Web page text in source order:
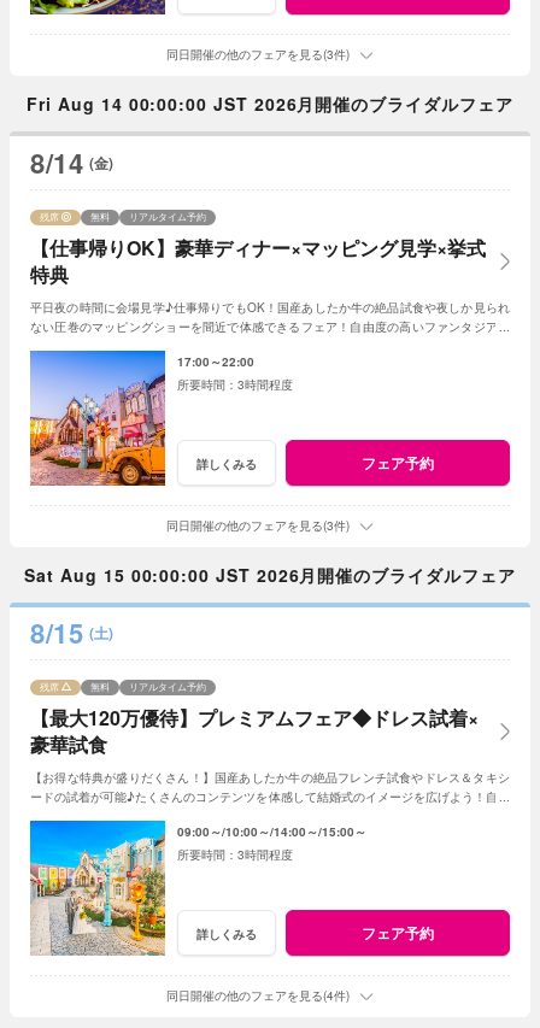
同日開催の他のフェアを見る(3件)
Fri Aug 14 00:00:00 JST 2026月開催のブライダルフェア
8/14 (金)
【仕事帰りOK】豪華ディナー×マッピング見学×挙式
特典
残席 無料 リアルタイム予約
平日夜の時間に会場見学♪仕事帰りでもOK！国産あしたか牛の絶品試食や夜しか見られ
ない圧巻のマッピングショーを間近で体感できるフェア！自由度の高いファンタジアの
17:00～22:00
3時間程度
詳しくみる フェア予約
同日開催の他のフェアを見る(3件)
Sat Aug 15 00:00:00 JST 2026月開催のブライダルフェア
8/15 (土)
【最大120万優待】プレミアムフェア◆ドレス試着×
豪華試食
残席 無料 リアルタイム予約
【お得な特典が盛りだくさん！】国産あしたか牛の絶品フレンチ試食やドレス＆タキシ
ードの試着が可能♪たくさんのコンテンツを体感して結婚式のイメージを広げよう！自由
09:00～ 10:00～ 14:00～ 15:00～
3時間程度
詳しくみる フェア予約
同日開催の他のフェアを見る(4件)